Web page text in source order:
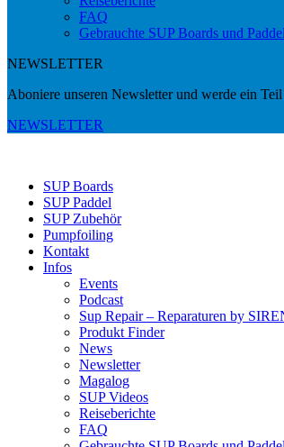
FAQ
Gebrauchte SUP Boards und Paddel
NEWSLETTER
Aboniere unseren Newsletter und werde ein
NEWSLETTER
SUP Boards
SUP Paddel
SUP Zubehör
Pumpfoiling
Kontakt
Infos
Events
Podcast
Sup Repair – Reparaturen by
Produkt Finder
News
Newsletter
Magalog
SUP Videos
Reiseberichte
FAQ